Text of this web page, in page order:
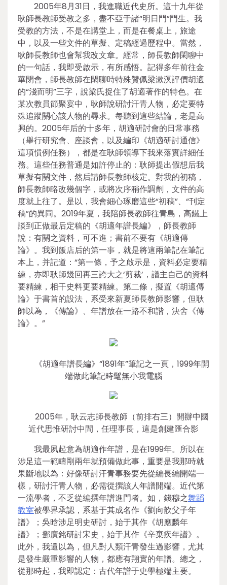
2005年8月31日，我進職近代史所。這十九年從
耿師長教師受教之多，盡不亞于諸“明日門”門生。我
受教的方法，不是在講堂上，而是在餐桌上，旅途
中，以及一些文件的草擬、定稿經過歷程中。當然，
耿師長教師也會幫我改文章。經常，師長教師閑聊中
的一句話，我即受啟示，有所感悟。記得多年前往金
華閉會，師長教師在閑聊時特殊贊佩梁漱溟評價胡適
的“淺而明”三字，說梁氏捉住了胡適著作的特色。在
某次教員節聚宴中，耿師說研討汗青人物，必定要特
殊追蹤關心該人物的尋求。每聽到這些結論，老是高
興的。2005年后的十多年，胡適研討會的日常事務
（舉行研究會、座談會，以及編印《胡適研討通信》
這項慣例任務），都是在耿師領導下我來落實詳細任
務。這些任務普通是如許停止的：耿師提出假想后我
草擬有關文件，然后請師長教師核定。對我的初稿，
師長教師略改幾個字，或將次序稍作調劑，文件的高
度就上往了。是以，我會細心琢磨這些“初稿”、“刊定
稿”的異同。2019年夏，我陪師長教師往青島，高鐵上
談到正做最后定稿的《胡適年譜長編》，師長教師
說：有關之資料，可不進；書前不要有《胡適傳
論》。我到飯店后的第一事，就是將這兩筆記在筆記
本上，并記道：“第一條，予之啟示是，資料必定要精
練，亦即耿師幾回再三誇大之‘剪裁’，譜主自己的資料
要精練，相干史料更要精練。第二條，擬置《胡適傳
論》于書首的設法，系受來新夏師長教師影響，但耿
師以為，《傳論》、年譜放在一路不和諧，決舍《傳
論》。”
《胡適年譜長編》“1891年”筆記之一頁，1999年開
端做此筆記時髦無小我電腦
2005年，耿云志師長教師（前排右三）開辦中國
近代思惟研討中間，任理事長，這是創建匯合影
我最夙起意為胡適作年譜，是在1999年。所以在
涉足這一範疇剛兩年就預備做此事，重要是我那時就
果斷地以為：好像研討汗青事務要先從編長編開端一
樣，研討汗青人物，必需從撰該人年譜開端。近代第
一流學者，不乏從編撰年譜進門者。如，錢穆之舞蹈
教室被學界承認，系基于其成名作《劉向歆父子年
譜》；吳晗涉足明史研討，始于其作《胡應麟年
譜》；鄧廣銘研討宋史，始于其作《辛棄疾年譜》。
此外，我還以為，但凡對人類汗青發生過影響，尤其
是發生嚴重影響的人物，都應有翔實的年譜。總之，
從那時起，我即認定：古代年譜于史學極端主要。